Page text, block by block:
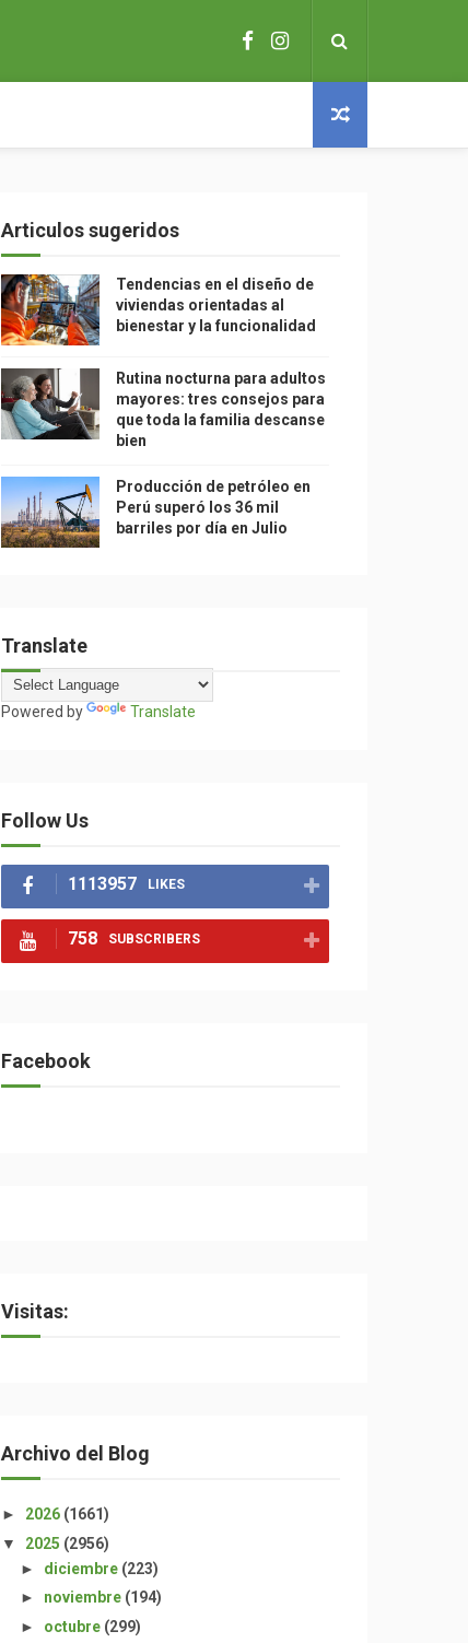
Articulos sugeridos
Tendencias en el diseño de
viviendas orientadas al
bienestar y la funcionalidad
Rutina nocturna para adultos
mayores: tres consejos para
que toda la familia descanse
bien
Producción de petróleo en
Perú superó los 36 mil
barriles por día en Julio
Translate
Powered by Translate
Follow Us
1113957 LIKES
758 SUBSCRIBERS
Facebook
Visitas:
Archivo del Blog
► 2026 (1661)
▼ 2025 (2956)
► diciembre (223)
► noviembre (194)
► octubre (299)